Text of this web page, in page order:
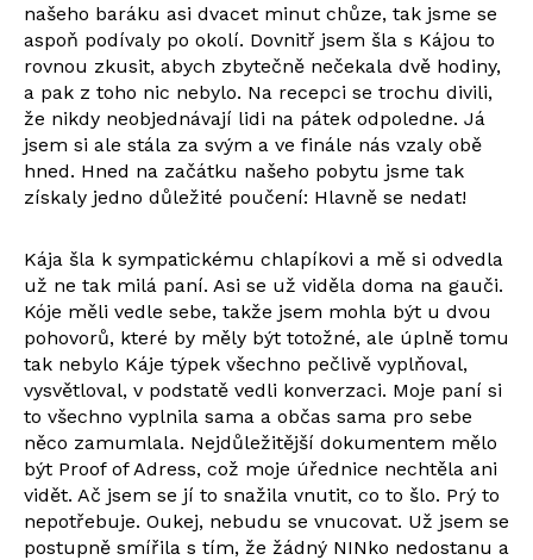
našeho baráku asi dvacet minut chůze, tak jsme se
aspoň podívaly po okolí. Dovnitř jsem šla s Kájou to
rovnou zkusit, abych zbytečně nečekala dvě hodiny,
a pak z toho nic nebylo. Na recepci se trochu divili,
že nikdy neobjednávají lidi na pátek odpoledne. Já
jsem si ale stála za svým a ve finále nás vzaly obě
hned. Hned na začátku našeho pobytu jsme tak
získaly jedno důležité poučení: Hlavně se nedat!
Kája šla k sympatickému chlapíkovi a mě si odvedla
už ne tak milá paní. Asi se už viděla doma na gauči.
Kóje měli vedle sebe, takže jsem mohla být u dvou
pohovorů, které by měly být totožné, ale úplně tomu
tak nebylo Káje týpek všechno pečlivě vyplňoval,
vysvětloval, v podstatě vedli konverzaci. Moje paní si
to všechno vyplnila sama a občas sama pro sebe
něco zamumlala. Nejdůležitější dokumentem mělo
být Proof of Adress, což moje úřednice nechtěla ani
vidět. Ač jsem se jí to snažila vnutit, co to šlo. Prý to
nepotřebuje. Oukej, nebudu se vnucovat. Už jsem se
postupně smířila s tím, že žádný NINko nedostanu a